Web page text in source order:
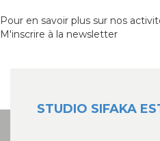
Pour en savoir plus sur nos
M'inscrire à la newsletter
STUDIO SIFAKA